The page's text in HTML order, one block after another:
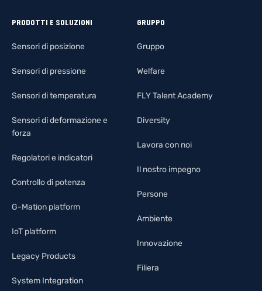
PRODOTTI E SOLUZIONI
Sensori di posizione
Sensori di pressione
Sensori di temperatura
Sensori di deformazione e
forza
Regolatori e indicatori
Controllo di potenza
G-Mation platform
IoT platform
Legacy Products
System Integration
GRUPPO
Gruppo
Welfare
FLY Talent Academy
Diversity
Lavora con noi
Il nostro impegno
Persone
Ambiente
Innovazione
Filiera